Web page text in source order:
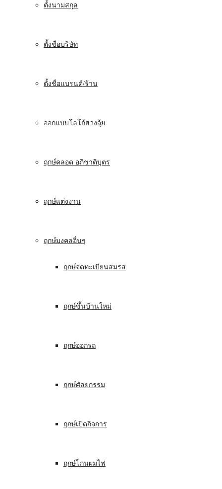
ตั้งนามสกุล
ตั้งชื่อบริษัท
ตั้งชื่อแบรนด์/ร้าน
ออกแบบโลโก้ฮวงจุ้ย
ฤกษ์คลอด อภิชาติบุตร
ฤกษ์แต่งงาน
ฤกษ์มงคลอื่นๆ
ฤกษ์จดทะเบียนสมรส
ฤกษ์ขึ้นบ้านใหม่
ฤกษ์ออกรถ
ฤกษ์ศัลยกรรม
ฤกษ์เปิดกิจการ
ฤกษ์โกนผมไฟ